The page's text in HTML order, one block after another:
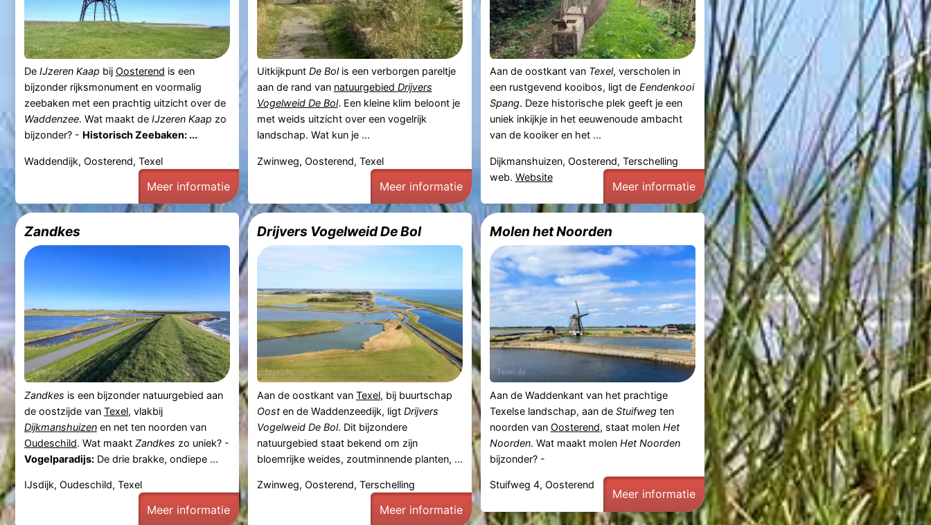
De IJzeren Kaap bij Oosterend is een
bijzonder rijksmonument en voormalig
zeebaken met een prachtig uitzicht over de
Waddenzee. Wat maakt de IJzeren Kaap zo
bijzonder? - Historisch Zeebaken: ...
Waddendijk, Oosterend, Texel
Meer informatie
Uitkijkpunt De Bolis een verborgen pareltje
aan de rand van natuurgebied Drijvers
Vogelweid De Bol. Een kleine klim beloont je
met weids uitzicht over een vogelrijk
landschap. Wat kun je ...
Zwinweg, Oosterend, Texel
Meer informatie
Aan de oostkant van Texel, verscholen in
een rustgevend kooibos, ligt de Eendenkooi
Spang. Deze historische plek geeft je een
uniek inkijkje in het eeuwenoude ambacht
van de kooiker en het ...
Dijkmanshuizen, Oosterend, Terschelling
web. Website
Meer informatie
Zandkes
Zandkes is een bijzonder natuurgebied aan
de oostzijde van Texel, vlakbij
Dijkmanshuizenen net ten noorden van
Oudeschild. Wat maakt Zandkes zo uniek? -
Vogelparadijs:De drie brakke, ondiepe ...
IJsdijk, Oudeschild, Texel
Meer informatie
Drijvers Vogelweid De Bol
Aan de oostkant van Texel, bij buurtschap
Oosten de Waddenzeedijk, ligt Drijvers
Vogelweid De Bol. Dit bijzondere
natuurgebied staat bekend om zijn
bloemrijke weides, zoutminnende planten, ...
Zwinweg, Oosterend, Terschelling
Meer informatie
Molen het Noorden
Aan de Waddenkant van het prachtige
Texelse landschap, aan de Stuifwegten
noorden van Oosterend, staat molen Het
Noorden. Wat maakt molen Het Noorden
bijzonder? -
Stuifweg 4, Oosterend
Meer informatie